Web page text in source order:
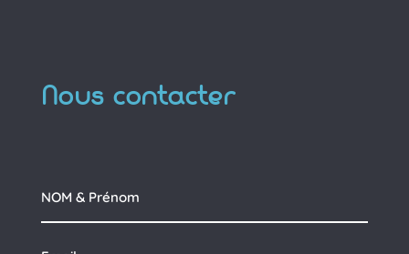
Nous contacter